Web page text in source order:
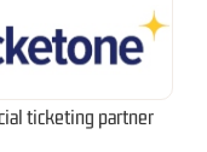
ticketing partner